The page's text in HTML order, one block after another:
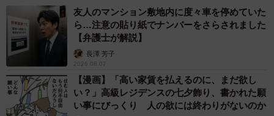
ることにしたのです。
幸せにしたい猫
さすが地域猫ボランティアさん、すぐ長明くんと思しき黒
猫の情報を知らせてくれました。捕獲機も貸してくれると
のこと。しかし、捕獲する前にボランティアさんは新幸さ
友人のマンション敷地内に度々車を停めていた
ら…注意の貼り紙でナンバーをさらされました
【弁護士が解説】
長澤 芳子
2026.08.07
【漫画】「高い家賃を払えるのに、まだ欲し
い？」高級レジデンスの七夕飾り、書かれた願
い事にびっくり 人の欲には終わりがないのか